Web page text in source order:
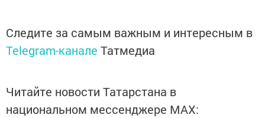
Следите за самым важным и интересным в
Telegram-канале Татмедиа
Читайте новости Татарстана в
национальном мессенджере MАХ: